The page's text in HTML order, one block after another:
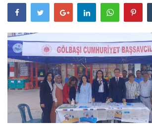
DİĞER
YAZARLARIMIZ
ÖZEL ANKETLER